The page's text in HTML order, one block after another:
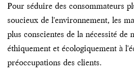
Pour séduire des consommateurs
soucieux de l'environnement, les
plus conscientes de la nécessité de
éthiquement et écologiquement à
préoccupations des clients.